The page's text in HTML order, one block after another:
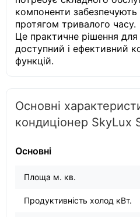
компоненти забезпечують
протягом тривалого часу.
Це практичне рішення
доступний і ефективний
функцій.
Основні
кондиціонер SkyLux
Основні
Площа м. кв.
Продуктивність холод кВт.